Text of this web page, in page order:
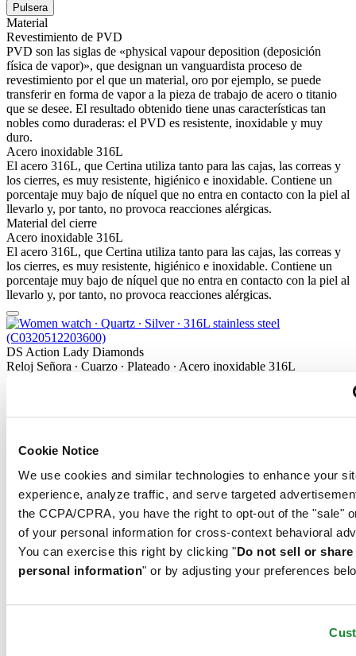
Cookie Notice
We use cookies and similar technologies to enhance your
experience, analyze traffic, and serve targeted
the CCPA/CPRA, you have the right to opt-out of the "sale"
of your personal information for cross-context behavioral
You can exercise this right by clicking "Do not sell or share
personal information" or by adjusting your preferences
Pulsera
Material
Revestimiento de PVD
PVD son las siglas de «physical vapour deposition (deposición
física de vapor)», que designan un vanguardista proceso de
revestimiento por el que un material, oro por ejemplo, se puede
transferir en forma de vapor a la pieza de trabajo de acero o titanio
que se desee. El resultado obtenido tiene unas características tan
nobles como duraderas: el PVD es resistente, inoxidable y muy
duro.
Acero inoxidable 316L
El acero 316L, que Certina utiliza tanto para las cajas, las correas y
los cierres, es muy resistente, higiénico e inoxidable. Contiene un
porcentaje muy bajo de níquel que no entra en contacto con la piel al
llevarlo y, por tanto, no provoca reacciones alérgicas.
Material del cierre
Acero inoxidable 316L
El acero 316L, que Certina utiliza tanto para las cajas, las correas y
los cierres, es muy resistente, higiénico e inoxidable. Contiene un
porcentaje muy bajo de níquel que no entra en contacto con la piel al
llevarlo y, por tanto, no provoca reacciones alérgicas.
DS Action Lady Diamonds
Reloj Señora ∙ Cuarzo ∙ Plateado ∙ Acero inoxidable 316L
Reservar en tienda
Considerado el rey de las piedras preciosas, el diamante es el
material natural más duro del mundo. La calidad del diamante se
clasifica de acuerdo con las «cuatro C»: Talla: Cuantas más facetas
tiene la piedra, más intensamente refleja la luz. Certina utiliza
brillantes (diamantes de talla completa) en las cajas de los relojes y
diamantes de talla sencilla en las esferas. Color: A primera vista se
expertos pueden identificar sus sutiles tonalidades de color. Certina
Prácticamente todos los diamantes tienen pequeñas imperfecciones,